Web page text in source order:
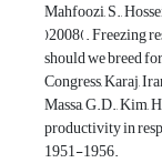
Mahfoozi, S.,
)2008(. Freezing
should we breed
Congress, Karaj,
Massa, G.D., Kim,
productivity in
1951-1956.